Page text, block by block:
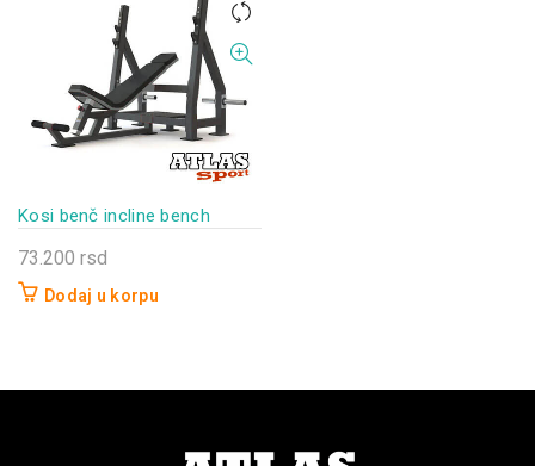
Kosi benč incline bench
73.200 rsd
Dodaj u korpu